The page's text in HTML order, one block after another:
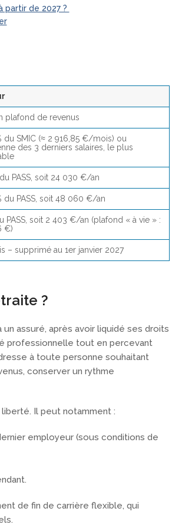
partir de 2027 ?
plafond de revenus
du SMIC (≈ 2 916,85 €/mois) ou
des 3 derniers salaires, le plus
PASS, soit 24 030 €/an
du PASS, soit 48 060 €/an
PASS, soit 2 403 €/an (plafond « à vie » :
€)
– supprimé au 1er janvier 2027
?
assuré, après avoir liquidé ses droits
professionnelle tout en percevant
à toute personne souhaitant
conserver un rythme
Il peut notamment :
employeur (sous conditions de
de fin de carrière flexible, qui